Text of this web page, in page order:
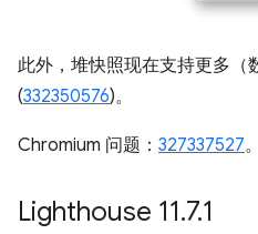
此外，堆快照现在支持更多（
(332350576)。
Chromium 问题： 327337527。
Lighthouse 11.7.1